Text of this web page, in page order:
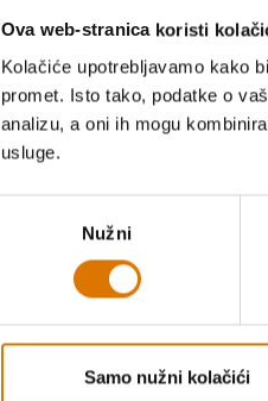
Ova web-stranica koristi
Kolačiće upotrebljavamo kako
promet. Isto tako, podatke o
analizu, a oni ih mogu
usluge.
Nužni
Samo nužni kolačići